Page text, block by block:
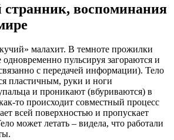
воспоминания
малахит. В темноте прожилки
одновременно пульсируя загораются и
с передачей информации). Тело
пластичным, руки и ноги
и проникают (вбуриваются) в
то происходит совместный процесс
всей поверхностью и пропускает
может летать – видела, что работали